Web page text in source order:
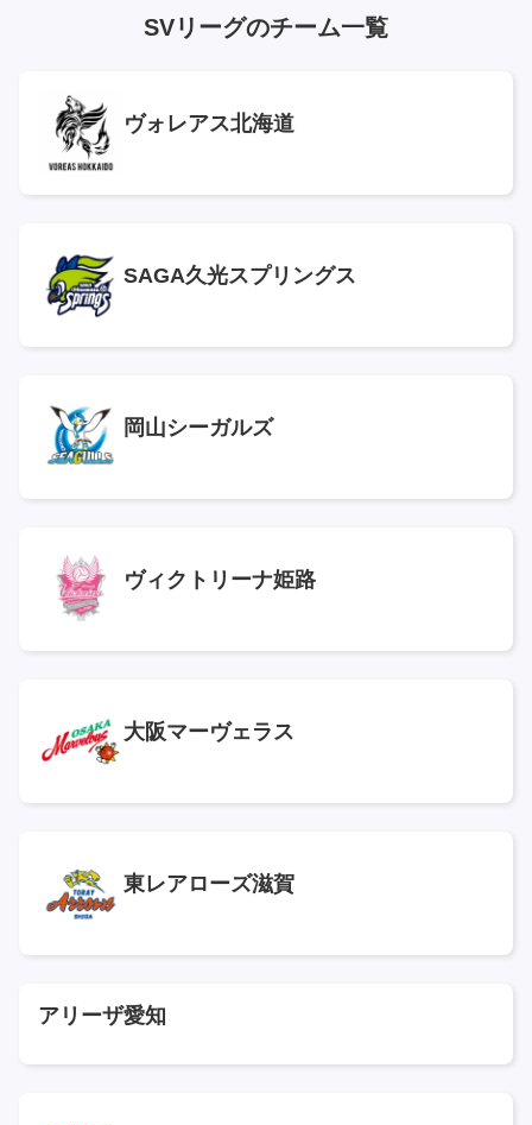
SVリーグのチーム一覧
ヴォレアス北海道
SAGA久光スプリングス
岡山シーガルズ
ヴィクトリーナ姫路
大阪マーヴェラス
東レアローズ滋賀
アリーザ愛知